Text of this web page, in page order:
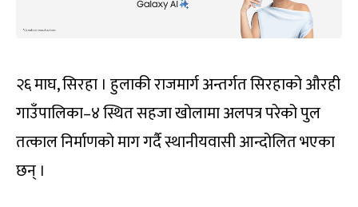
२६ माघ, सिरहा । हुलाकी राजमार्ग अन्तर्गत सिरहाको औरही
गाउँपालिका–४ स्थित सहजा खोलामा अलपत्र परेको पुल
तत्काल निर्माणको माग गर्दै स्थानीयवासी आन्दोलित भएका
छन् ।